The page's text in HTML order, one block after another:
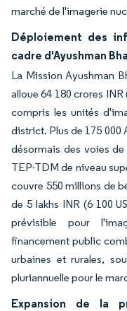
marché de l'imagerie
Déploiement des
cadre d'Ayushman
La Mission Ayushman
alloue 64 180 crores
compris les unités
district. Plus de 175 000
désormais des voies
TEP-TDM de niveau
couvre 550 millions de
de 5 lakhs INR (6 100
prévisible pour
financement public
urbaines et rurales,
pluriannuelle pour le
Expansion de la